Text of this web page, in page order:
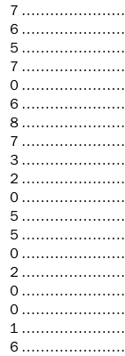
７
６
５
７
０
６
８
７
３
２
０
５
５
０
２
０
０
１
６